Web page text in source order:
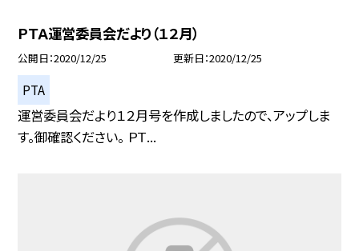
ＰＴＡ運営委員会だより（１２月）
公開日 2020/12/25 更新日 2020/12/25
PTA
運営委員会だより１２月号を作成しましたので、アップしま
す。御確認ください。 ＰＴ...